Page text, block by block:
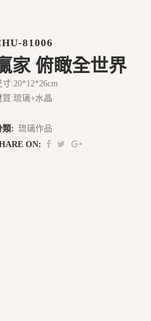
81006
家 俯瞰全世界
寸:20*12*26cm
質:琉璃+水晶
類: 琉璃作品
ON: